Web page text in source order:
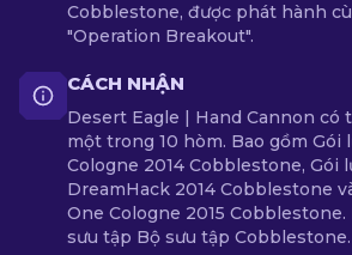
Cobblestone, được phát hành
"Operation Breakout".
CÁCH NHẬN
Desert Eagle | Hand Cannon
một trong 10 hòm. Bao gồm Gói
Cologne 2014 Cobblestone, Gói
DreamHack 2014 Cobblestone
One Cologne 2015
sưu tập Bộ sưu tập Cobblestone.